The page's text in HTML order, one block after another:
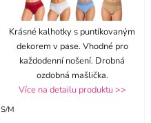
Krásné kalhotky s puntíkovaným
dekorem v pase. Vhodné pro
každodenní nošení. Drobná
ozdobná mašlička.
Více na detailu produktu >>
S/M